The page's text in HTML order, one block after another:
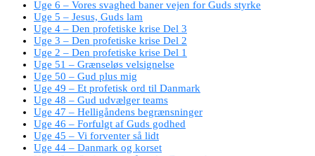
Uge 6 – Vores svaghed baner vejen for Guds styrke
Uge 5 – Jesus, Guds lam
Uge 4 – Den profetiske krise Del 3
Uge 3 – Den profetiske krise Del 2
Uge 2 – Den profetiske krise Del 1
Uge 51 – Grænseløs velsignelse
Uge 50 – Gud plus mig
Uge 49 – Et profetisk ord til Danmark
Uge 48 – Gud udvælger teams
Uge 47 – Helligåndens begrænsninger
Uge 46 – Forfulgt af Guds godhed
Uge 45 – Vi forventer så lidt
Uge 44 – Danmark og korset